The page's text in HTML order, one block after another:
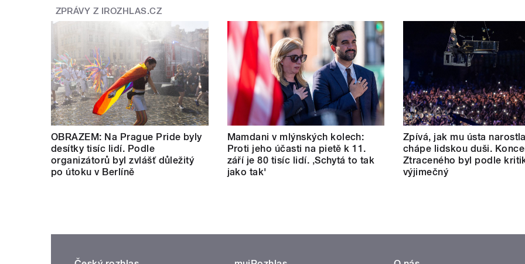
ZPRÁVY Z IROZHLAS.CZ
OBRAZEM: Na Prague Pride byly
desítky tisíc lidí. Podle
organizátorů byl zvlášť důležitý
po útoku v Berlíně
Mamdani v mlýnských kolech:
Proti jeho účasti na pietě k 11.
září je 80 tisíc lidí. ‚Schytá to tak
jako tak'
Zpívá, jak mu ústa
chápe lidskou duši.
Ztraceného byl podle
výjimečný